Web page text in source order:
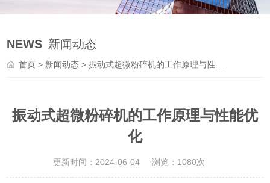
NEWS 新闻动态
首页 > 新闻动态 > 振动式超微粉碎机的工作原理与性能优化
振动式超微粉碎机的工作原理与性能优
化
更新时间：2024-06-04 浏览：1080次